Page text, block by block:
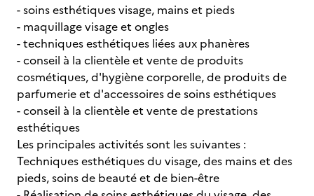
- soins esthétiques visage, mains et pieds
- maquillage visage et ongles
- techniques esthétiques liées aux phanères
- conseil à la clientèle et vente de produits
cosmétiques, d'hygiène corporelle, de produits de
parfumerie et d'accessoires de soins esthétiques
- conseil à la clientèle et vente de prestations
esthétiques
Les principales activités sont les suivantes :
Techniques esthétiques du visage, des mains et des
pieds, soins de beauté et de bien-être